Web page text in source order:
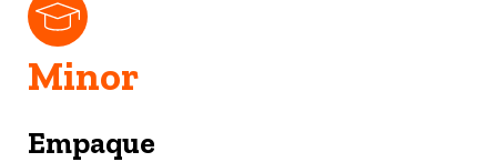
Minor
Empaque